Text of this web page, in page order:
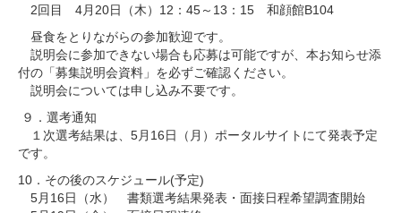
2回目 4月20日（木）12：45～13：15 和顔館B104
昼食をとりながらの参加歓迎です。
説明会に参加できない場合も応募は可能ですが、本お知らせ添
付の「募集説明会資料」を必ずご確認ください。
説明会については申し込み不要です。
９．選考通知
１次選考結果は、5月16日（月）ポータルサイトにて発表予定
です。
10．その後のスケジュール(予定)
5月16日（水） 書類選考結果発表・面接日程希望調査開始